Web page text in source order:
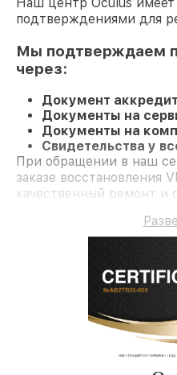
подтверждениями для
Мы подтверждаем
через:
Документ
Документы на
Документы на
Свидетельства у
При обращении в наш
заказе восстановления
качественный ремонт и